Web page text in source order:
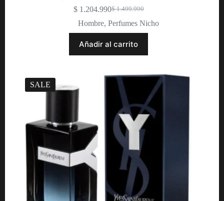
$1.499.990
Original
price
$ 1.499.990.
$1.204.990Current
price
$ 1.204.990.
Hombre,Perfumes Nicho
Añadir al carrito
SALE